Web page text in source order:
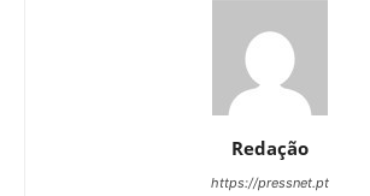
Redação
https://pressnet.pt